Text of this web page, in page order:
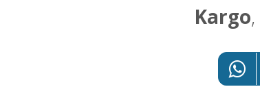
Kargo,